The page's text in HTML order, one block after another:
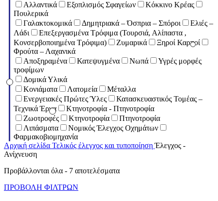
Αλλαντικά
Εξοπλισμός Σφαγείων
Κόκκινο Κρέας
Πουλερικά
Γαλακτοκομικά
Δημητριακά – Όσπρια – Σπόροι
Ελιές –
Λάδι
Επεξεργασμένα Τρόφιμα (Τουρσιά, Αλίπαστα ,
Κονσερβοποιημένα Τρόφιμα)
Ζυμαρικά
Ξηροί Καρποί
Φρούτα – Λαχανικά
Αποξηραμένα
Κατεψυγμένα Νωπά
Υγρές μορφές
τροφίμων
Δομικά Υλικά
Κονιάματα
Λατομεία
Μέταλλα
Ενεργειακές Πρώτες Ύλες
Κατασκευαστικός Τομέας –
Τεχνικά Έργα
Κτηνοτροφία - Πτηνοτροφία
Ζωοτροφές
Κτηνοτροφία
Πτηνοτροφία
Λιπάσματα
Νομικός Έλεγχος Οχημάτων
Φαρμακοβιομηχανία
Αρχική σελίδα Τελικός έλεγχος και τυποποίησηΈλεγχος -
Ανίχνευση
Προβάλλονται όλα - 7 αποτελέσματα
ΠΡΟΒΟΛΗ ΦΙΛΤΡΩΝ